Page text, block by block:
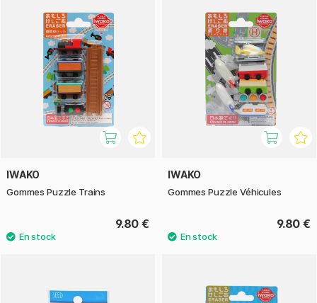
IWAKO
Gommes Puzzle Trains
9.80 €
IWAKO
Gommes Puzzle Véhicules
9.80 €